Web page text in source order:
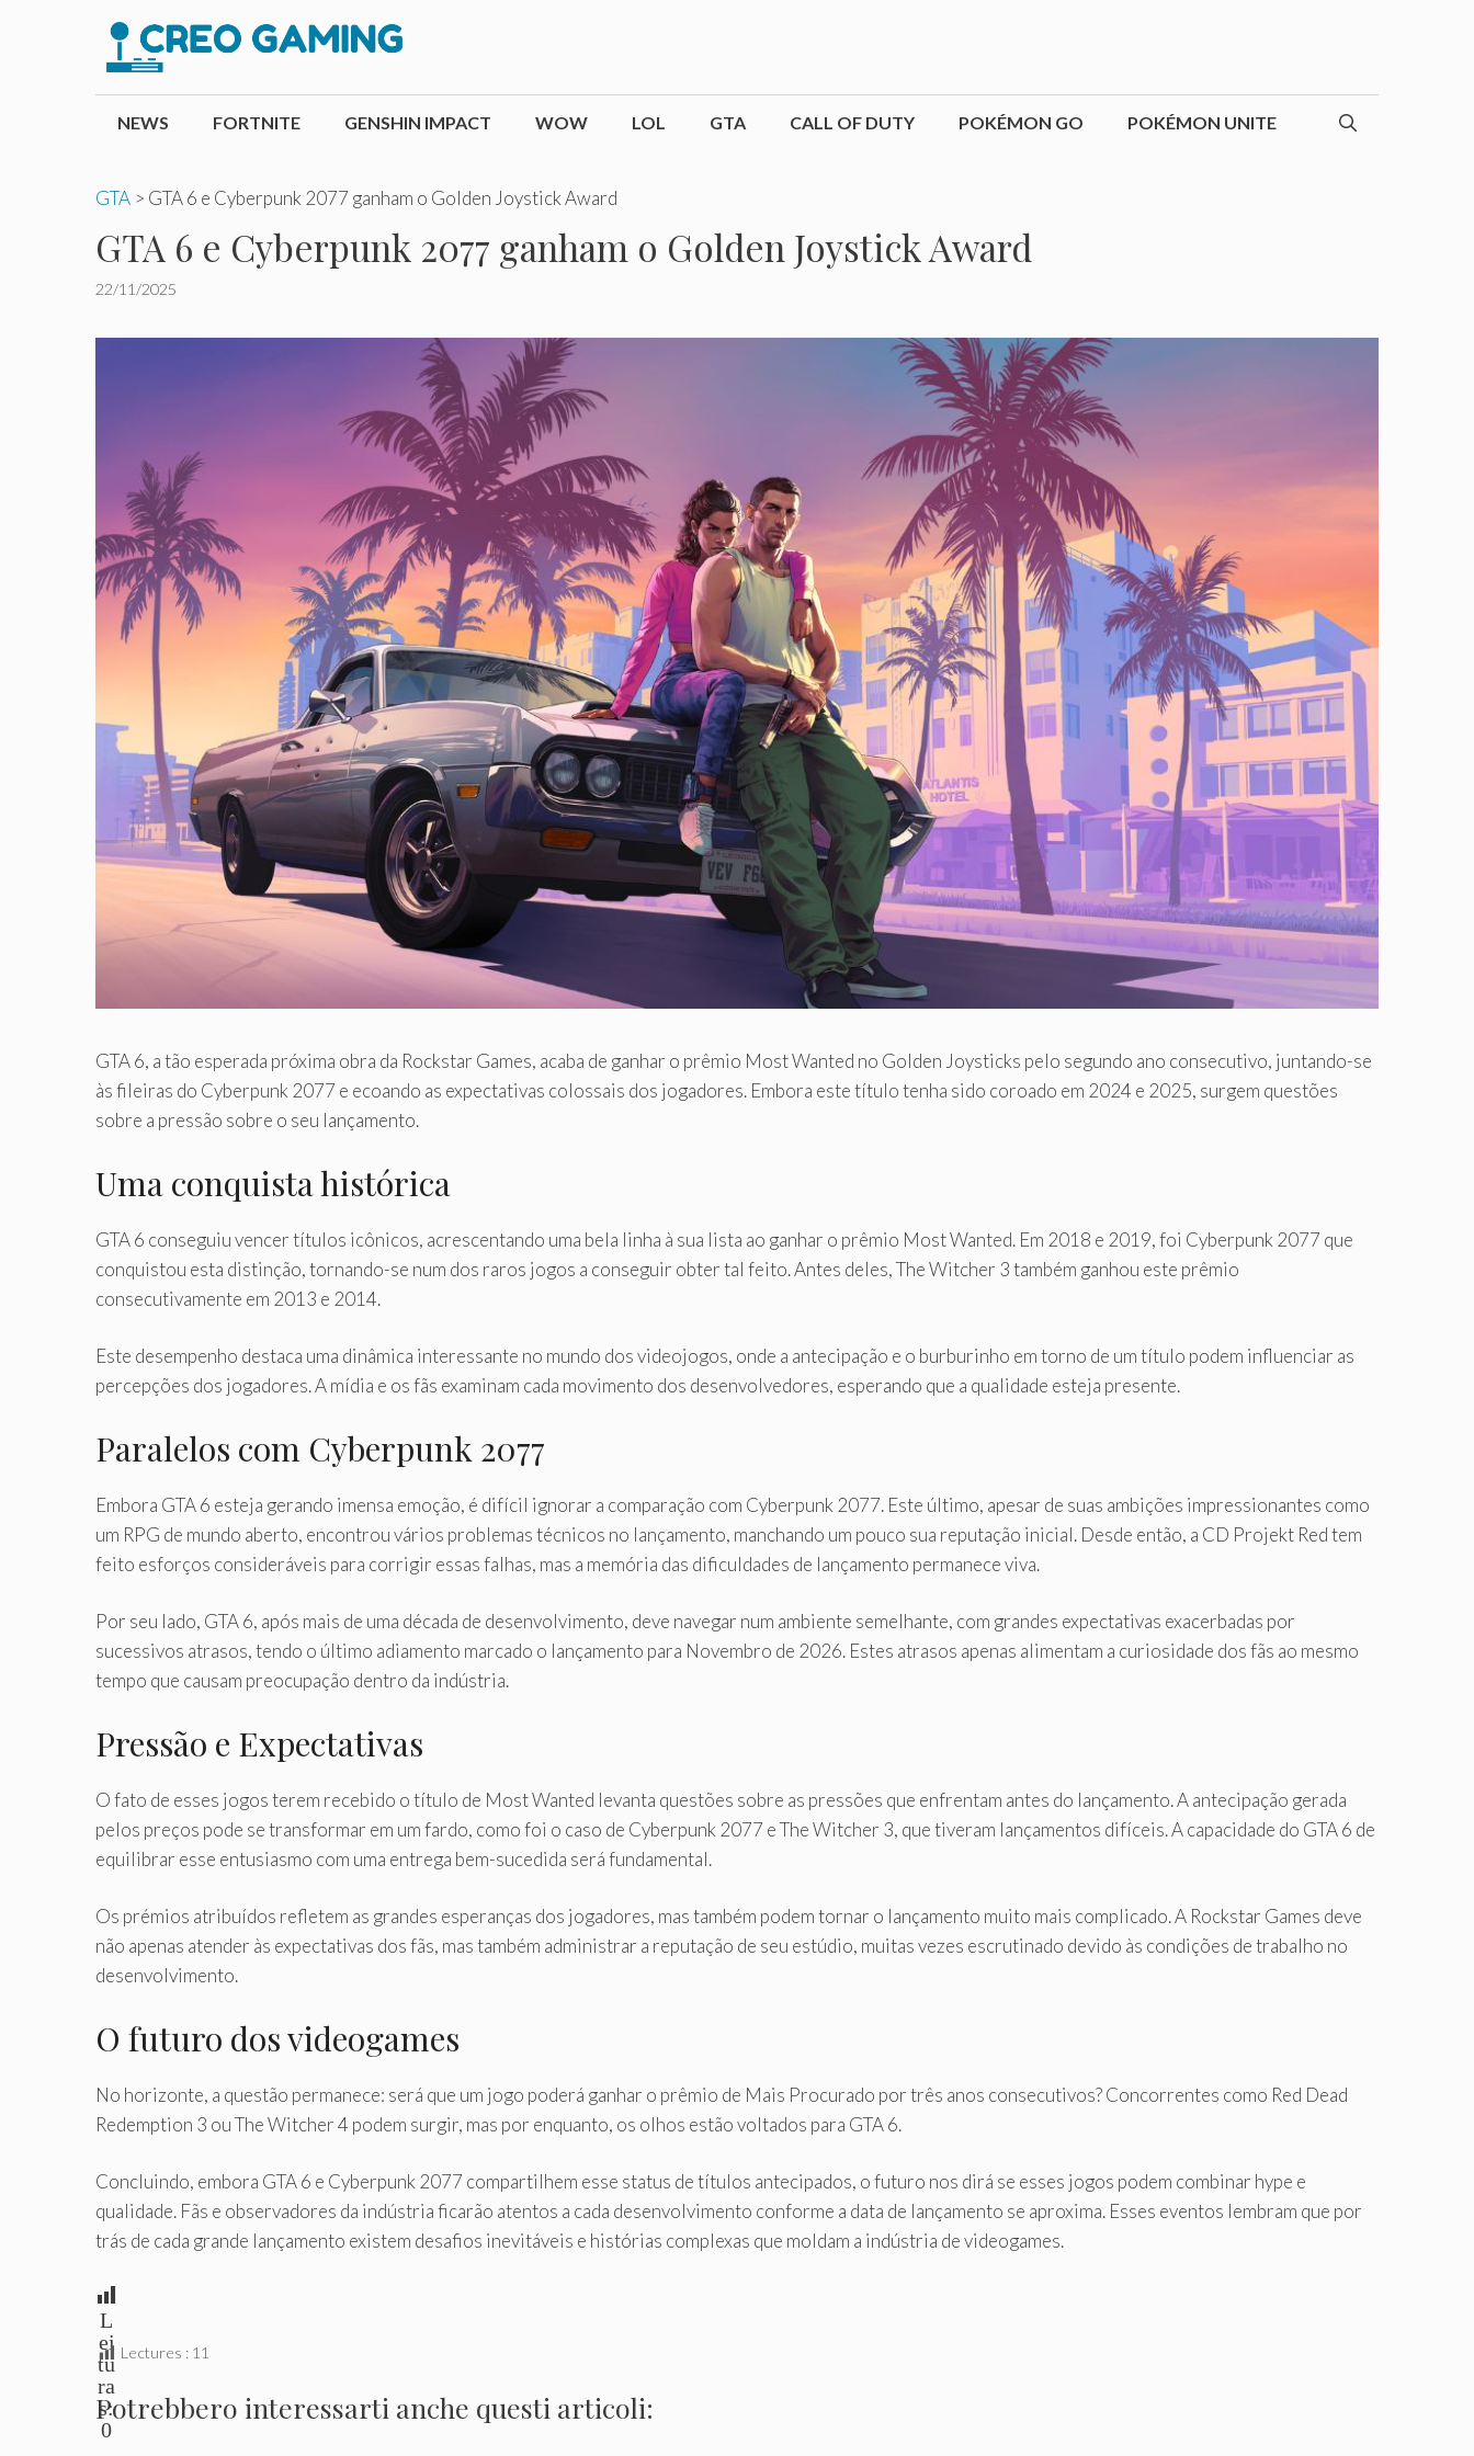
conteúdo
NEWS FORTNITE GENSHIN IMPACT WOW LOL GTA CALL OF DUTY POKÉMON GO POKÉMON UNITE
GTA > GTA 6 e Cyberpunk 2077 ganham o Golden Joystick Award
GTA 6 e Cyberpunk 2077 ganham o Golden Joystick Award
22/11/2025
GTA 6, a tão esperada próxima obra da Rockstar Games, acaba de ganhar o prêmio Most Wanted no Golden Joysticks pelo segundo ano consecutivo, juntando-se
às fileiras do Cyberpunk 2077 e ecoando as expectativas colossais dos jogadores. Embora este título tenha sido coroado em 2024 e 2025, surgem questões
sobre a pressão sobre o seu lançamento.
Uma conquista histórica
GTA 6 conseguiu vencer títulos icônicos, acrescentando uma bela linha à sua lista ao ganhar o prêmio Most Wanted. Em 2018 e 2019, foi Cyberpunk 2077 que
conquistou esta distinção, tornando-se num dos raros jogos a conseguir obter tal feito. Antes deles, The Witcher 3 também ganhou este prêmio
consecutivamente em 2013 e 2014.
Este desempenho destaca uma dinâmica interessante no mundo dos videojogos, onde a antecipação e o burburinho em torno de um título podem influenciar as
percepções dos jogadores. A mídia e os fãs examinam cada movimento dos desenvolvedores, esperando que a qualidade esteja presente.
Paralelos com Cyberpunk 2077
Embora GTA 6 esteja gerando imensa emoção, é difícil ignorar a comparação com Cyberpunk 2077. Este último, apesar de suas ambições impressionantes como
um RPG de mundo aberto, encontrou vários problemas técnicos no lançamento, manchando um pouco sua reputação inicial. Desde então, a CD Projekt Red tem
feito esforços consideráveis ​​para corrigir essas falhas, mas a memória das dificuldades de lançamento permanece viva.
Por seu lado, GTA 6, após mais de uma década de desenvolvimento, deve navegar num ambiente semelhante, com grandes expectativas exacerbadas por
sucessivos atrasos, tendo o último adiamento marcado o lançamento para Novembro de 2026. Estes atrasos apenas alimentam a curiosidade dos fãs ao mesmo
tempo que causam preocupação dentro da indústria.
Pressão e Expectativas
O fato de esses jogos terem recebido o título de Most Wanted levanta questões sobre as pressões que enfrentam antes do lançamento. A antecipação gerada
pelos preços pode se transformar em um fardo, como foi o caso de Cyberpunk 2077 e The Witcher 3, que tiveram lançamentos difíceis. A capacidade do GTA 6 de
equilibrar esse entusiasmo com uma entrega bem-sucedida será fundamental.
Os prémios atribuídos refletem as grandes esperanças dos jogadores, mas também podem tornar o lançamento muito mais complicado. A Rockstar Games deve
não apenas atender às expectativas dos fãs, mas também administrar a reputação de seu estúdio, muitas vezes escrutinado devido às condições de trabalho no
desenvolvimento.
O futuro dos videogames
No horizonte, a questão permanece: será que um jogo poderá ganhar o prêmio de Mais Procurado por três anos consecutivos? Concorrentes como Red Dead
Redemption 3 ou The Witcher 4 podem surgir, mas por enquanto, os olhos estão voltados para GTA 6.
Concluindo, embora GTA 6 e Cyberpunk 2077 compartilhem esse status de títulos antecipados, o futuro nos dirá se esses jogos podem combinar hype e
qualidade. Fãs e observadores da indústria ficarão atentos a cada desenvolvimento conforme a data de lançamento se aproxima. Esses eventos lembram que por
trás de cada grande lançamento existem desafios inevitáveis ​​e histórias complexas que moldam a indústria de videogames.
L
ei
tu
ra
s:
0
Lectures : 11
Potrebbero interessarti anche questi articoli: